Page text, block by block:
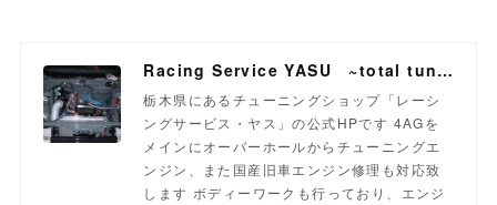
Racing Service YASU ~total tuning proshop~
栃木県にあるチューニングショップ「レーシ
ングサービス・ヤス」の公式HPです 4AGを
メインにオーバーホールからチューニングエ
ンジン、また国産旧車エンジン修理も対応致
します ボディーワークも行っており、エンジ